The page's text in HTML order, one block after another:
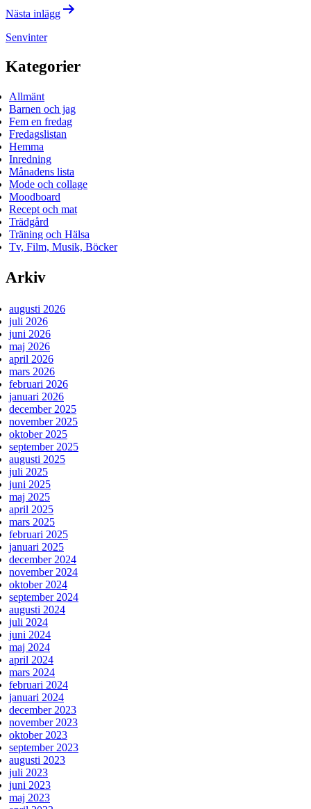
Nästa inlägg
Senvinter
Kategorier
Allmänt
Barnen och jag
Fem en fredag
Fredagslistan
Hemma
Inredning
Månadens lista
Mode och collage
Moodboard
Recept och mat
Trädgård
Träning och Hälsa
Tv, Film, Musik, Böcker
Arkiv
augusti 2026
juli 2026
juni 2026
maj 2026
april 2026
mars 2026
februari 2026
januari 2026
december 2025
november 2025
oktober 2025
september 2025
augusti 2025
juli 2025
juni 2025
maj 2025
april 2025
mars 2025
februari 2025
januari 2025
december 2024
november 2024
oktober 2024
september 2024
augusti 2024
juli 2024
juni 2024
maj 2024
april 2024
mars 2024
februari 2024
januari 2024
december 2023
november 2023
oktober 2023
september 2023
augusti 2023
juli 2023
juni 2023
maj 2023